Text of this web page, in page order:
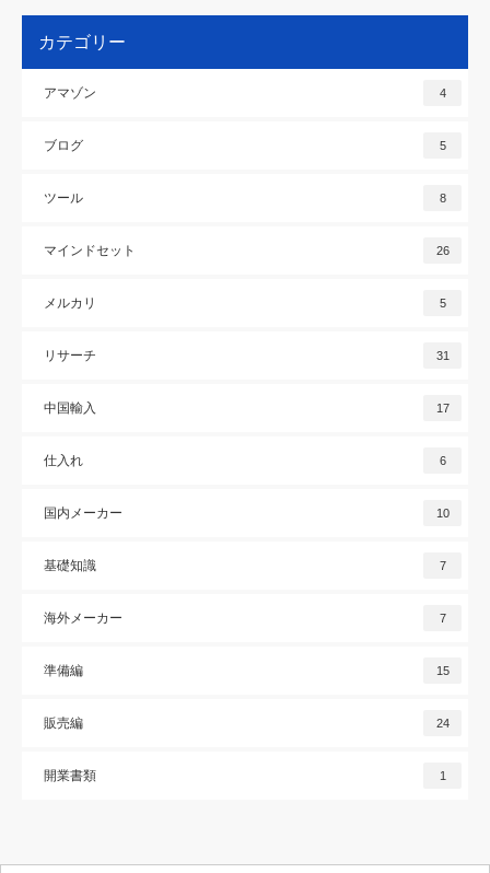
カテゴリー
アマゾン 4
ブログ 5
ツール 8
マインドセット 26
メルカリ 5
リサーチ 31
中国輸入 17
仕入れ 6
国内メーカー 10
基礎知識 7
海外メーカー 7
準備編 15
販売編 24
開業書類 1